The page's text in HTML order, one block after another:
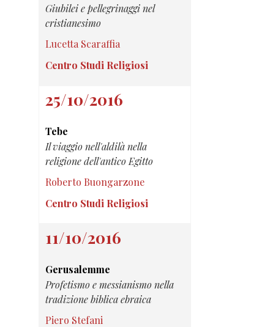
Giubilei e pellegrinaggi nel
cristianesimo
Lucetta Scaraffia
Centro Studi Religiosi
25/10/2016
Tebe
Il viaggio nell'aldilà nella
religione dell'antico Egitto
Roberto Buongarzone
Centro Studi Religiosi
11/10/2016
Gerusalemme
Profetismo e messianismo nella
tradizione biblica ebraica
Piero Stefani